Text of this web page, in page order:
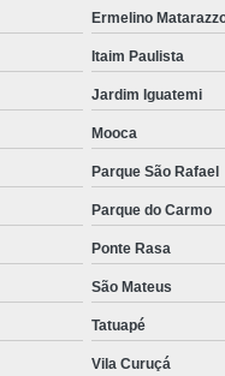
Ermelino
Itaim Paulista
Jardim Iguatemi
Mooca
Parque São Rafael
Parque do Carmo
Ponte Rasa
São Mateus
Tatuapé
Vila Curuçá